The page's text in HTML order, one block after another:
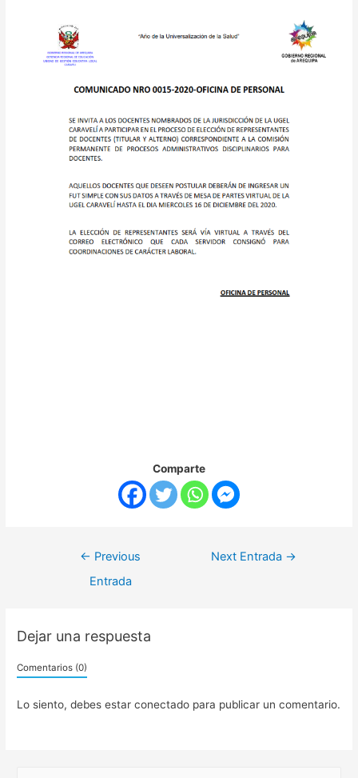
Comparte
← Previous
Entrada
Next Entrada →
Dejar una respuesta
Comentarios (0)
Lo siento, debes estarconectado para publicar un comentario.